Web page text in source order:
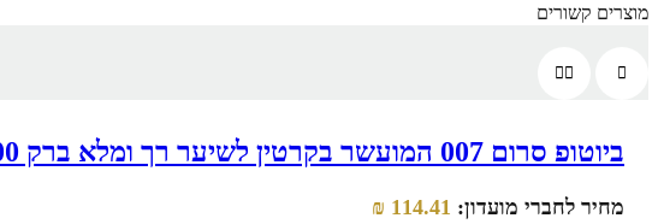
מוצרים קשורים
ביוטופ סרום 007 המועשר בקרטין לשיער רך ומלא ברק 100 מ"ל
מחיר לחברי מועדון: 114.41
₪